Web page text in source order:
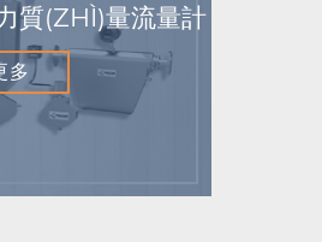
質(ZHÌ)量流量計
多